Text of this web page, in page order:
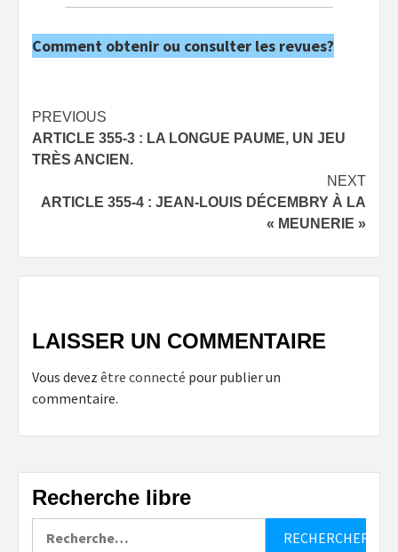
Comment obtenir ou consulter les revues?
Post
navigation
PREVIOUS
ARTICLE 355-3 : LA LONGUE PAUME, UN JEU
TRÈS ANCIEN.
NEXT
ARTICLE 355-4 : JEAN-LOUIS DÉCEMBRY À LA
« MEUNERIE »
LAISSER UN COMMENTAIRE
Vous devez être connecté pour publier un
commentaire.
Recherche libre